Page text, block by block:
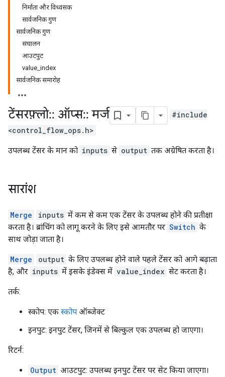
निर्माता और विध्वंसक
सार्वजनिक गुण
सार्वजनिक गुण
संचालन
आउटपुट
value_index
सार्वजनिक समारोह
टेंसरफ़्लो:: ऑप्स:: मर्ज
#include
<control_flow_ops.h>
उपलब्ध टेंसर के मान को inputs से output तक अग्रेषित करता है।
सारांश
Merge inputs में कम से कम एक टेंसर के उपलब्ध होने की प्रतीक्षा
करता है। ब्रांचिंग को लागू करने के लिए इसे आमतौर पर Switch के
साथ जोड़ा जाता है।
Merge output के लिए उपलब्ध होने वाले पहले टेंसर को आगे बढ़ाता
है, और inputs में इसके इंडेक्स में value_index सेट करता है।
तर्क:
स्कोप: एक स्कोप ऑब्जेक्ट
इनपुट: इनपुट टेंसर, जिनमें से बिल्कुल एक उपलब्ध हो जाएगा।
रिटर्न:
Output आउटपुट: उपलब्ध इनपुट टेंसर पर सेट किया जाएगा।